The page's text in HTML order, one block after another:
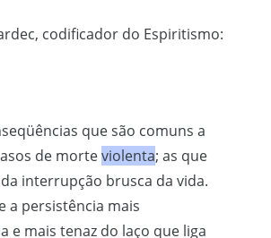
codificador do Espiritismo:
que são comuns a
de morteviolenta; as que
interrupção brusca da vida.
a persistência mais
e mais tenaz do laço que liga